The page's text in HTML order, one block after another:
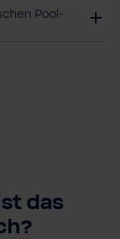
Pool­
das